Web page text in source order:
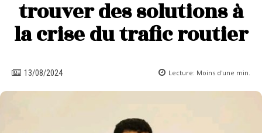
trouver des solutions à
la crise du trafic routier
13/08/2024 Lecture: Moins d'une min.